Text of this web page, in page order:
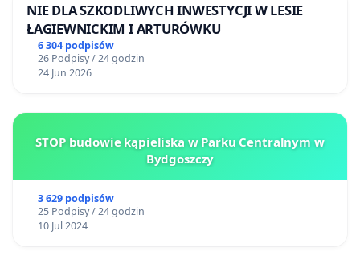
NIE DLA SZKODLIWYCH INWESTYCJI W LESIE
ŁAGIEWNICKIM I ARTURÓWKU
6 304 podpisów
26 Podpisy / 24 godzin
24 Jun 2026
STOP budowie kąpieliska w Parku Centralnym w
Bydgoszczy
3 629 podpisów
25 Podpisy / 24 godzin
10 Jul 2024